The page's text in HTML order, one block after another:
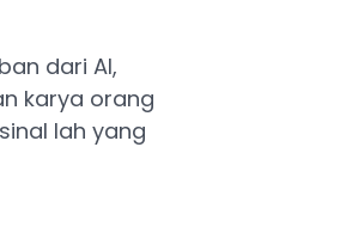
dari AI,
karya orang
lah yang